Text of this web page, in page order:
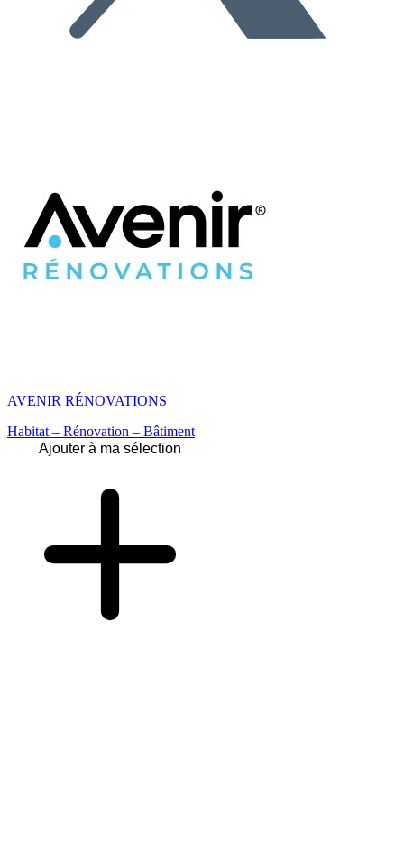
AVENIR RÉNOVATIONS
Habitat – Rénovation – Bâtiment
Ajouter à ma sélection